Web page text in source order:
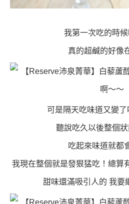
我第一次吃的時
真的超鹹的好像
可是隔天吃味道又變
聽說吃久以後整個
吃起來味道就都
我現在整個就是發狠猛吃！總算
甜味還滿吸引人的 我要